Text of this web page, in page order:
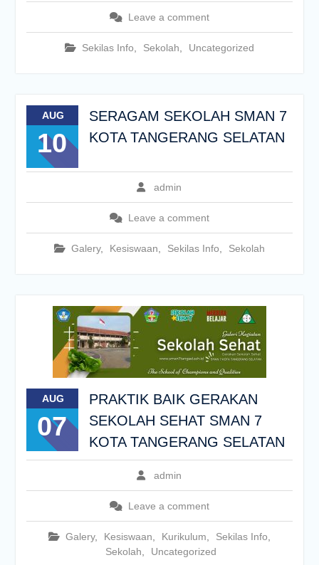
Leave a comment
Sekilas Info Sekolah Uncategorized
AUG
10
SERAGAM SEKOLAH SMAN 7
KOTA TANGERANG SELATAN
admin
Leave a comment
Galery, Kesiswaan Sekilas Info Sekolah
AUG
07
PRAKTIK BAIK GERAKAN
SEKOLAH SEHAT SMAN 7
KOTA TANGERANG SELATAN
admin
Leave a comment
Galery, Kesiswaan Kurikulum Sekilas Info
Sekolah
Uncategorized